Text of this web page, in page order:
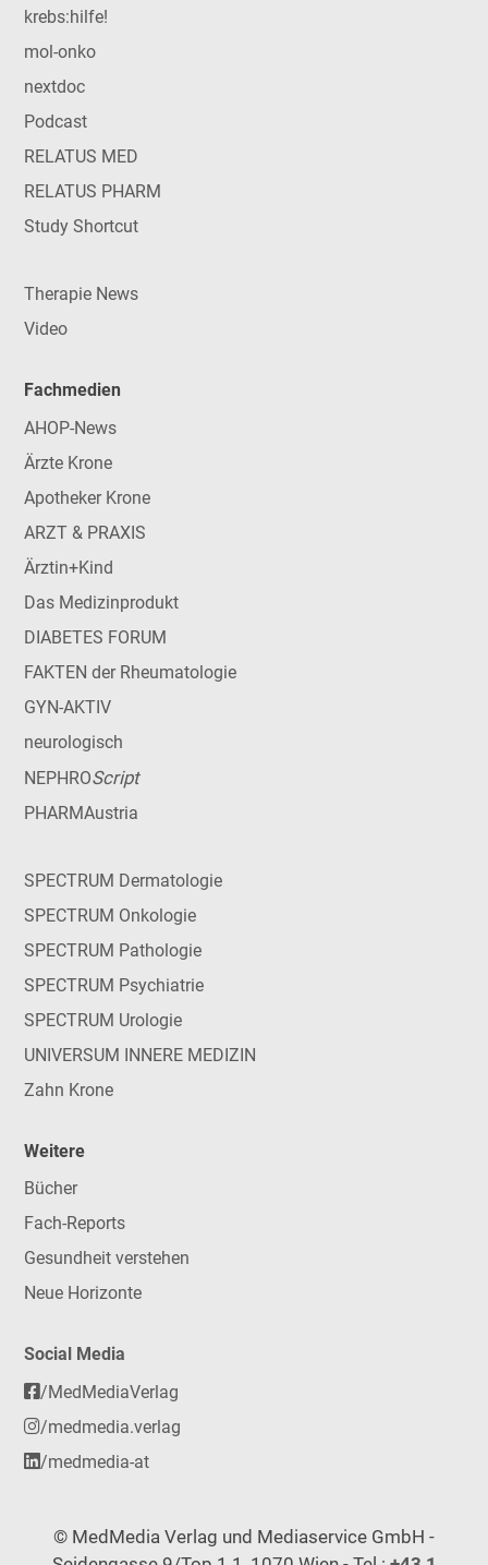
krebs:hilfe!
mol-onko
nextdoc
Podcast
RELATUS MED
RELATUS PHARM
Study Shortcut
Therapie News
Video
Fachmedien
AHOP-News
Ärzte Krone
Apotheker Krone
ARZT & PRAXIS
Ärztin+Kind
Das Medizinprodukt
DIABETES FORUM
FAKTEN der Rheumatologie
GYN-AKTIV
neurologisch
NEPHROScript
PHARMAustria
SPECTRUM Dermatologie
SPECTRUM Onkologie
SPECTRUM Pathologie
SPECTRUM Psychiatrie
SPECTRUM Urologie
UNIVERSUM INNERE MEDIZIN
Zahn Krone
Weitere
Bücher
Fach-Reports
Gesundheit verstehen
Neue Horizonte
Social Media
/MedMediaVerlag
/medmedia.verlag
/medmedia-at
© MedMedia Verlag und Mediaservice GmbH -